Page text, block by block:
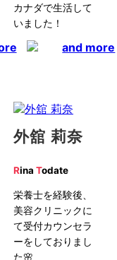
カナダで生活して
いました！
外舘 莉奈
Rina Todate
栄養士を経験後、
美容クリニックに
て受付カウンセラ
ーをしておりまし
た🌸